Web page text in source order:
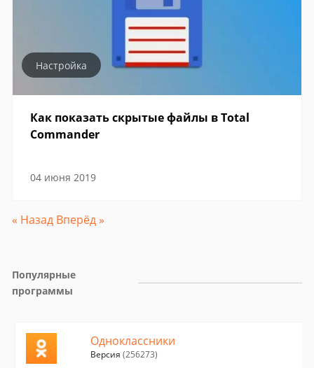
Настройка
Как показать скрытые файлы в Total
Commander
04 июня 2019
« Назад Вперёд »
Популярные
программы
Одноклассники
Версия (256273)